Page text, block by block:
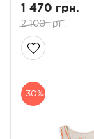
1 470 грн.
2 100 грн.
-30%